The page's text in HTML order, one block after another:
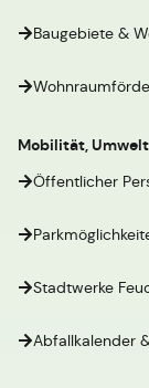
Baugebiete &
Mobilität,
Öffentlicher
Stadtwerke
Abfallkalender